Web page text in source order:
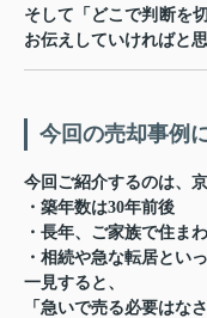
そして「どこで判断を
お伝えしていければと思
今回の売却事例
今回ご紹介するのは、
・築年数は30年前後
・長年、ご家族で住ま
・相続や急な転居とい
一見すると、
「急いで売る必要はな